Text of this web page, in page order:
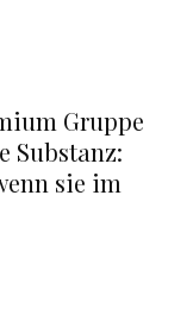
Gruppe
Substanz:
sie im